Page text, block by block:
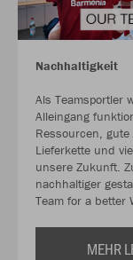
Nachhaltigkeit
Als Teamsportler
Alleingang
Ressourcen,
Lieferkette und
unsere Zukunft.
nachhaltiger
Team for a better
MEHR